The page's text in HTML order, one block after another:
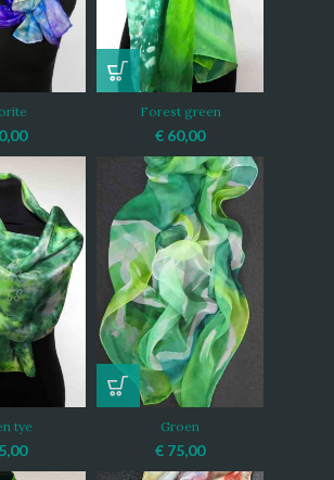
Forest green
€ 60,00
tye Groen
€ 75,00